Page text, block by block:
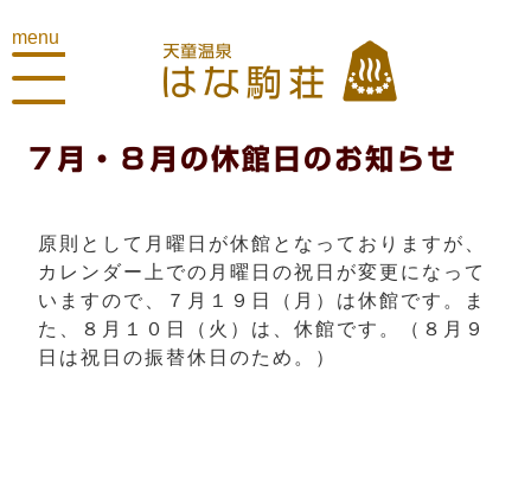
menu
７月・８月の休館日のお知らせ
原則として月曜日が休館となっておりますが、
カレンダー上での月曜日の祝日が変更になって
いますので、７月１９日（月）は休館です。ま
た、８月１０日（火）は、休館です。（８月９
日は祝日の振替休日のため。）